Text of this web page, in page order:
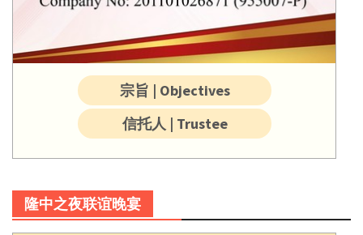
宗旨 | Objectives
信托人 | Trustee
隆中之夜联谊晚宴